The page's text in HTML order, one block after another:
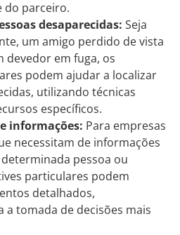
do parceiro.
desaparecidas: Seja
um amigo perdido de vista
devedor em fuga, os
podem ajudar a localizar
utilizando técnicas
específicos.
informações: Para empresas
necessitam de informações
pessoa ou
particulares podem
detalhados,
tomada de decisões mais